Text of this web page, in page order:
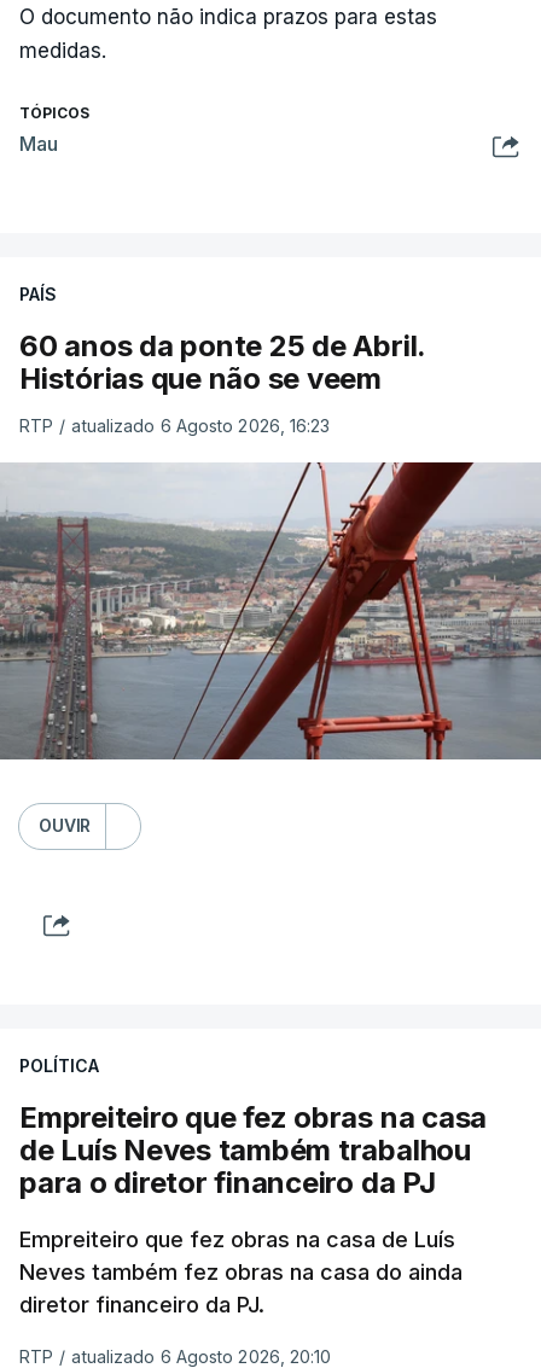
O documento não indica prazos para estas
medidas.
TÓPICOS
Mau
PAÍS
60 anos da ponte 25 de Abril.
Histórias que não se veem
RTP / atualizado 6 Agosto 2026, 16:23
OUVIR
POLÍTICA
Empreiteiro que fez obras na casa
de Luís Neves também trabalhou
para o diretor financeiro da PJ
Empreiteiro que fez obras na casa de Luís
Neves também fez obras na casa do ainda
diretor financeiro da PJ.
RTP / atualizado 6 Agosto 2026, 20:10